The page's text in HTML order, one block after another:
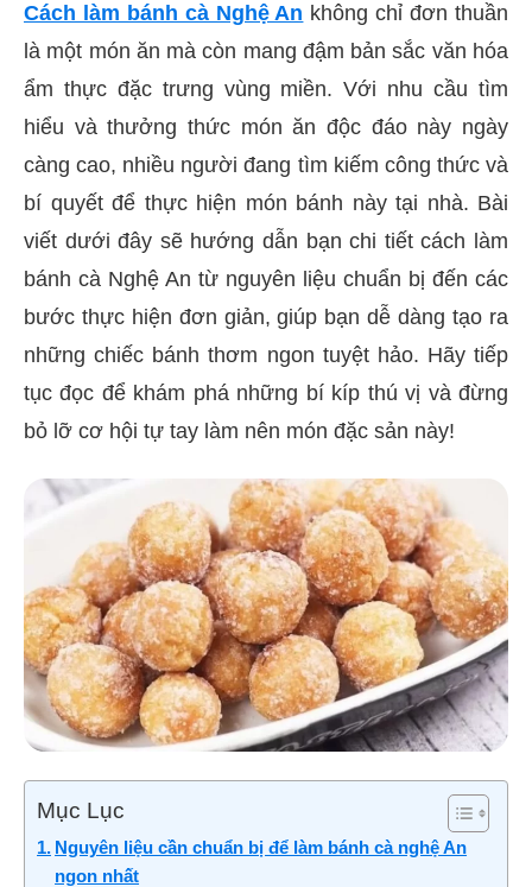
Cách làm bánh cà Nghệ An không chỉ đơn thuần
là một món ăn mà còn mang đậm bản sắc văn hóa
ẩm thực đặc trưng vùng miền. Với nhu cầu tìm
hiểu và thưởng thức món ăn độc đáo này ngày
càng cao, nhiều người đang tìm kiếm công thức và
bí quyết để thực hiện món bánh này tại nhà. Bài
viết dưới đây sẽ hướng dẫn bạn chi tiết cách làm
bánh cà Nghệ An từ nguyên liệu chuẩn bị đến các
bước thực hiện đơn giản, giúp bạn dễ dàng tạo ra
những chiếc bánh thơm ngon tuyệt hảo. Hãy tiếp
tục đọc để khám phá những bí kíp thú vị và đừng
bỏ lỡ cơ hội tự tay làm nên món đặc sản này!
Mục Lục
Nguyên liệu cần chuẩn bị để làm bánh cà nghệ An
ngon nhất